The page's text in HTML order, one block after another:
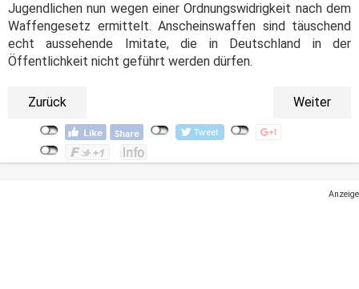
Jugendlichen nun wegen einer Ordnungswidrigkeit nach dem
Waffengesetz ermittelt. Anscheinswaffen sind täuschend
echt aussehende Imitate, die in Deutschland in der
Öffentlichkeit nicht geführt werden dürfen.
Zurück Weiter
Anzeige